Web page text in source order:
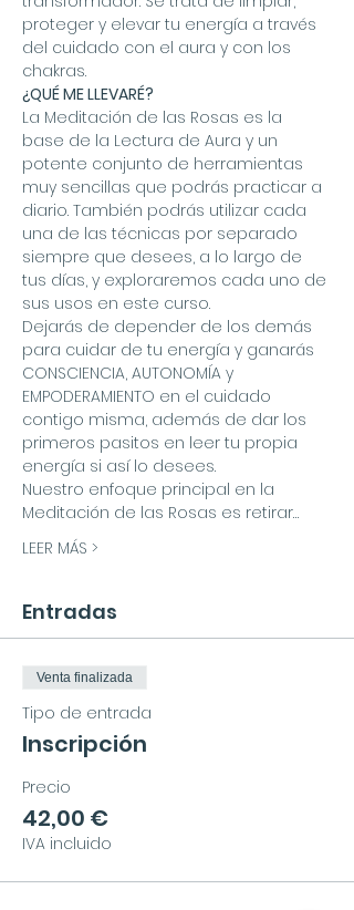
proteger y elevar tu energía a través
del cuidado con el aura y con los
chakras.
¿QUÉ ME LLEVARÉ?
La Meditación de las Rosas es la
base de la Lectura de Aura y un
potente conjunto de herramientas
muy sencillas que podrás practicar a
diario. También podrás utilizar cada
una de las técnicas por separado
siempre que desees, a lo largo de
tus días, y exploraremos cada uno de
sus usos en este curso.
Dejarás de depender de los demás
para cuidar de tu energía y ganarás
CONSCIENCIA, AUTONOMÍA y
EMPODERAMIENTO en el cuidado
contigo misma, además de dar los
primeros pasitos en leer tu propia
energía si así lo desees.
Nuestro enfoque principal en la
Meditación de las Rosas es retirar…
LEER MÁS >
Entradas
Venta finalizada
Tipo de entrada
Inscripción
Precio
42,00 €
IVA incluido